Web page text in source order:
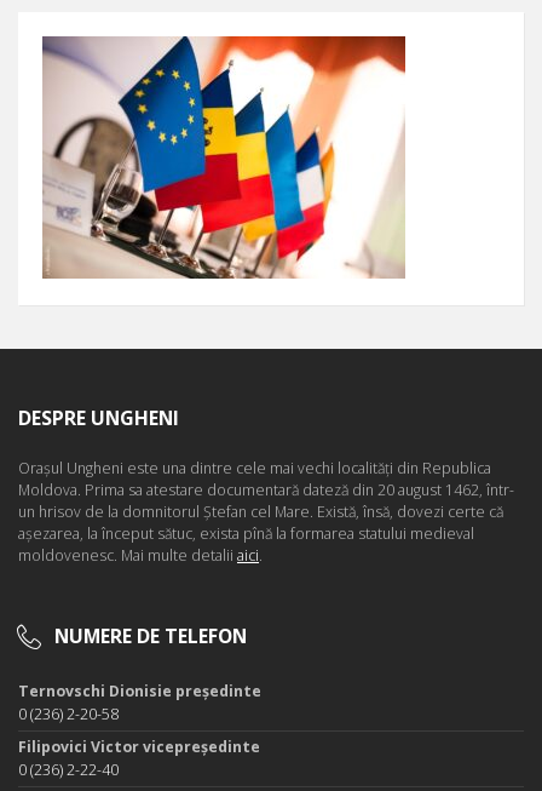
DESPRE UNGHENI
Oraşul Ungheni este una dintre cele mai vechi localităţi din Republica
Moldova. Prima sa atestare documentară dateză din 20 august 1462, într-
un hrisov de la domnitorul Ştefan cel Mare. Există, însă, dovezi certe că
aşezarea, la început sătuc, exista pînă la formarea statului medieval
moldovenesc. Mai multe detalii aici.
NUMERE DE TELEFON
Ternovschi Dionisie președinte
0 (236) 2-20-58
Filipovici Victor vicepreședinte
0 (236) 2-22-40